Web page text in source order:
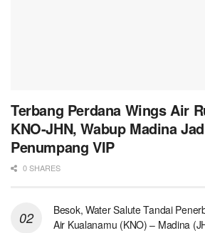
Terbang Perdana Wings Air
KNO-JHN, Wabup Madina
Penumpang VIP
0 SHARES
Besok, Water Salute Tandai
Air Kualanamu (KNO) – Madina